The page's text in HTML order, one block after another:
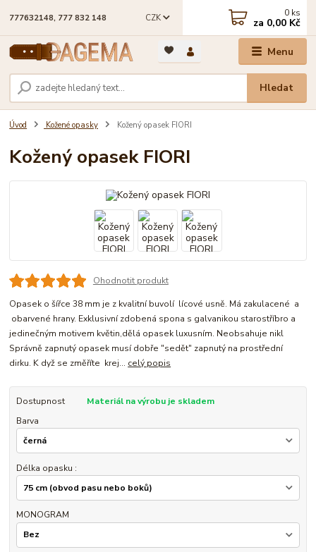
Menu
CZK
Hledat
777632148, 777 832 148 0 ks
za 0,00 Kč
Úvod Kožené opasky Kožený opasek FIORI
Kožený opasek FIORI
Ohodnotit produkt
Opasek o šířce 38 mm je z kvalitní buvolí lícové usně. Má zakulacené a
obarvené hrany. Exklusivní zdobená spona s galvanikou starostříbro a
jedinečným motivem květin,dělá opasek luxusním. Neobsahuje nikl
Správně zapnutý opasek musí dobře "sedět" zapnutý na prostřední
dirku. K dyž se změříte krej... celý popis
Dostupnost
Materiál na výrobu je skladem
Barva
Délka opasku :
MONOGRAM